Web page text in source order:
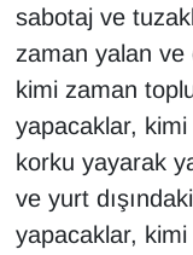
sabotaj ve
zaman yalan ve
kimi zaman
yapacaklar, kimi
korku yayarak
ve yurt
yapacaklar,